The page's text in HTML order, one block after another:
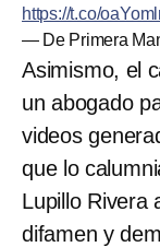
https://t.co/
— De Primera
Asimismo, el
un abogado
videos
que lo
Lupillo Rivera
difamen y